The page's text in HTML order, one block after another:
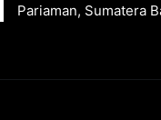
Pariaman, Sumatera